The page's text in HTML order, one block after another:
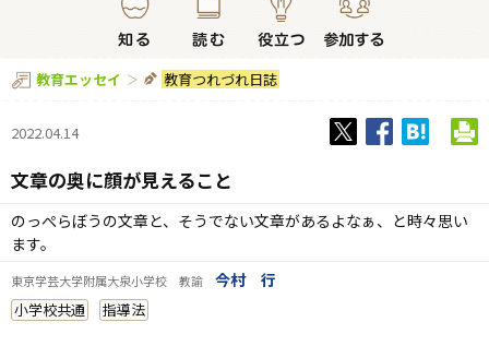
教育エッセイ 教育つれづれ日誌
2022.04.14
文章の奥に顔が見えること
のっぺらぼうの文章と、そうでない文章があるよなぁ、と時々思い
ます。
東京学芸大学附属大泉小学校 教諭 今村 行
小学校共通 指導法